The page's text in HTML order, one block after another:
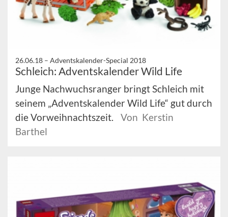
26.06.18 – Adventskalender-Special 2018
Schleich: Adventskalender Wild Life
Junge Nachwuchsranger bringt Schleich mit
seinem „Adventskalender Wild Life“ gut durch
die Vorweihnachtszeit.
Von Kerstin
Barthel